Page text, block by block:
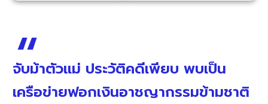
จับม้าตัวแม่ ประวัติคดีเพียบ พบเป็น
เครือข่ายฟอกเงินอาชญากรรมข้ามชาติ